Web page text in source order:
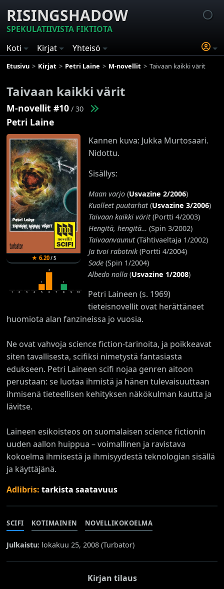
RISINGSHADOW
SPEKULATIIVISTA FIKTIOTA
Koti
Kirjat Yhteisö
Etusivu Kirjat Petri Laine M-novellit Taivaan kaikki värit
Taivaan kaikki värit
M-novellit #10 / 30
Petri Laine
★ 6.20/5
1 2 3 4
1
5
3
6 7
1
8 9 10
Kannen kuva: Jukka Murtosaari.
Nidottu.
Sisällys:
Maan varjo(Usvazine 2/2006)
Kuolleet puutarhat(Usvazine 3/2006)
Taivaan kaikki värit(Portti 4/2003)
Hengitä, hengitä… (Spin 3/2002)
Taivaanvaunut(Tähtivaeltaja 1/2002)
Ja tvoi rabotnik(Portti 4/2004)
Sade(Spin 1/2004)
Albedo nolla(Usvazine 1/2008)
Petri Laineen (s. 1969)
tieteisnovellit ovat herättäneet
huomiota alan fanzineissa jo vuosia.
Ne ovat vahvoja science fiction-tarinoita, ja poikkeavat
siten tavallisesta, scifiksi nimetystä fantasiasta
edukseen. Petri Laineen scifi nojaa genren aitoon
perustaan: se luotaa ihmistä ja hänen tulevaisuuttaan
ihmisenä tieteellisen kehityksen näkökulman kautta ja
lävitse.
Laineen esikoisteos on suomalaisen science fictionin
uuden aallon huippua – voimallinen ja ravistava
kokoelma ihmisestä ja ihmisyydestä teknologian sisällä
ja käyttäjänä.
Adlibris:tarkista saatavuus
SCIFI KOTIMAINEN NOVELLIKOKOELMA
Julkaistu: lokakuu 25, 2008 (Turbator)
Kirjan tilaus